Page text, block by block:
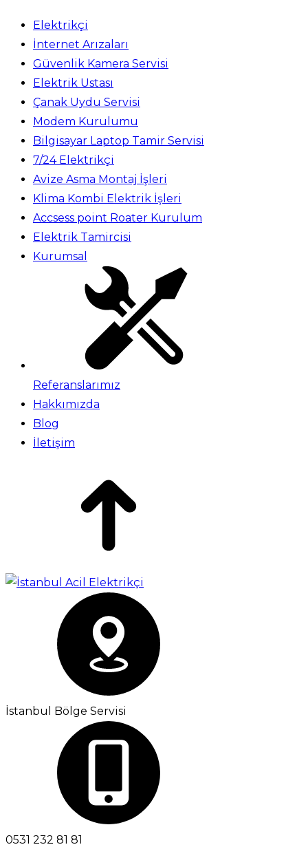
Elektrikçi
İnternet Arızaları
Güvenlik Kamera Servisi
Elektrik Ustası
Çanak Uydu Servisi
Modem Kurulumu
Bilgisayar Laptop Tamir Servisi
7/24 Elektrikçi
Avize Asma Montaj İşleri
Klima Kombi Elektrik İşleri
Accsess point Roater Kurulum
Elektrik Tamircisi
Kurumsal
Referanslarımız
Hakkımızda
Blog
İletişim
İstanbul Bölge Servisi
0531 232 81 81